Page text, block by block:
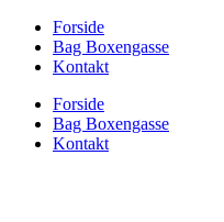
Forside
Bag Boxengasse
Kontakt
Forside
Bag Boxengasse
Kontakt